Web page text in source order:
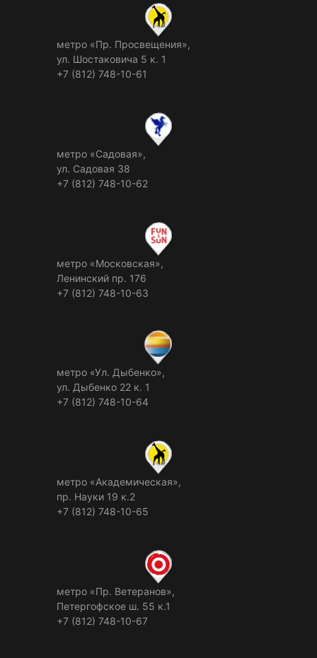
метро «Пр. Просвещения»,
ул. Шостаковича 5 к. 1
+7 (812) 748-10-61
метро «Садовая»,
ул. Садовая 38
+7 (812) 748-10-62
метро «Московская»,
Ленинский пр. 176
+7 (812) 748-10-63
метро «Ул. Дыбенко»,
ул. Дыбенко 22 к. 1
+7 (812) 748-10-64
метро «Академическая»,
пр. Науки 19 к.2
+7 (812) 748-10-65
метро «Пр. Ветеранов»,
Петергофское ш. 55 к.1
+7 (812) 748-10-67